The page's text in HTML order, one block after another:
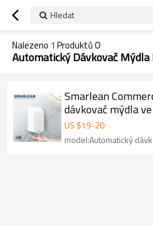
Hledat
Nalezeno 1 Produktů O
Automatický Dávkovač Mýdla
Smarlean
dávkovač mýdla
mlékem
US $19-20
model:Automatický